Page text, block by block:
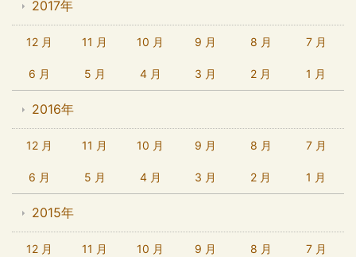
2017年
12 月 11 月 10 月 9 月 8 月 7 月
6 月 5 月 4 月 3 月 2 月 1 月
2016年
12 月 11 月 10 月 9 月 8 月 7 月
6 月 5 月 4 月 3 月 2 月 1 月
2015年
12 月 11 月 10 月 9 月 8 月 7 月